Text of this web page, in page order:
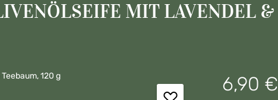
MIT LAVENDEL &
Regulärer Preis:
6,90 €